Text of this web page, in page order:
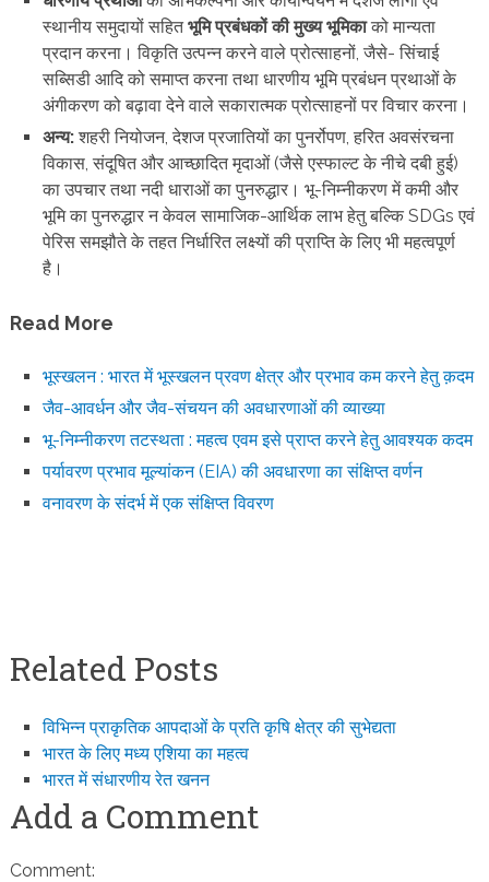
स्थानीय समुदायों सहितभूमि प्रबंधकों की मुख्य भूमिकाको मान्यता
प्रदान करना। विकृति उत्पन्न करने वाले प्रोत्साहनों, जैसे- सिंचाई
सब्सिडी आदि को समाप्त करना तथा धारणीय भूमि प्रबंधन प्रथाओं के
अंगीकरण को बढ़ावा देने वाले सकारात्मक प्रोत्साहनों पर विचार करना।
अन्य:शहरी नियोजन, देशज प्रजातियों का पुनर्रोपण, हरित अवसंरचना
विकास, संदूषित और आच्छादित मृदाओं (जैसे एस्फाल्ट के नीचे दबी हुई)
का उपचार तथा नदी धाराओं का पुनरुद्धार। भू-निम्नीकरण में कमी और
भूमि का पुनरुद्धार न केवल सामाजिक-आर्थिक लाभ हेतु बल्कि SDGs एवं
पेरिस समझौते के तहत निर्धारित लक्ष्यों की प्राप्ति के लिए भी महत्वपूर्ण
है।
Read More
भूस्खलन : भारत में भूस्खलन प्रवण क्षेत्र और प्रभाव कम करने हेतु क़दम
जैव-आवर्धन और जैव-संचयन की अवधारणाओं की व्याख्या
भू-निम्नीकरण तटस्थता : महत्व एवम इसे प्राप्त करने हेतु आवश्यक कदम
पर्यावरण प्रभाव मूल्यांकन (EIA) की अवधारणा का संक्षिप्त वर्णन
वनावरण के संदर्भ में एक संक्षिप्त विवरण
Related Posts
विभिन्न प्राकृतिक आपदाओं के प्रति कृषि क्षेत्र की सुभेद्यता
भारत के लिए मध्य एशिया का महत्व
भारत में संधारणीय रेत खनन
Add a Comment
Comment: